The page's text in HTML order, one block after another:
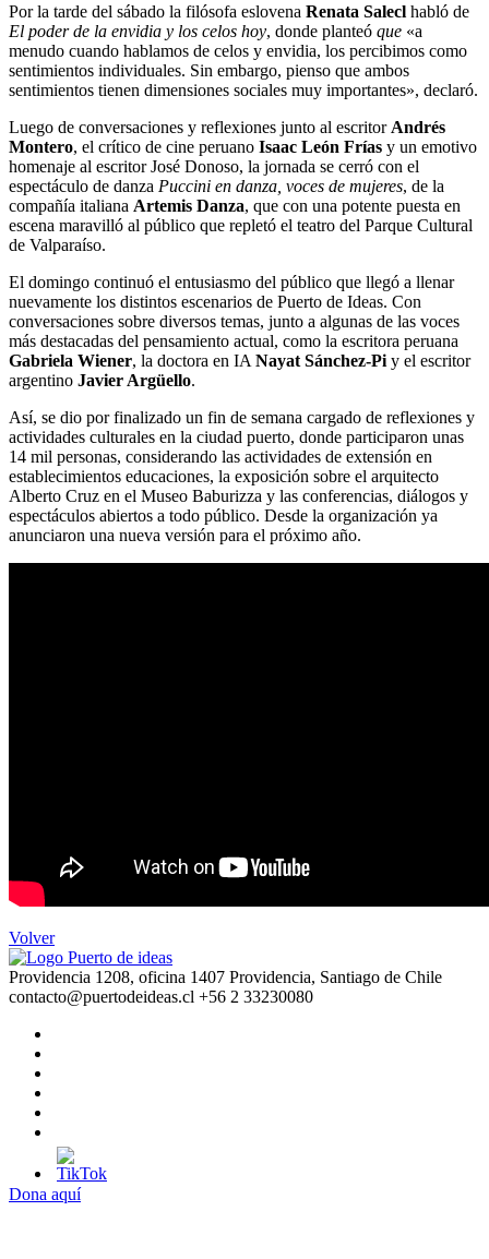
Por la tarde del sábado la filósofa eslovena Renata Salecl habló de
El poder de la envidia y los celos hoy, donde planteó que «a
menudo cuando hablamos de celos y envidia, los percibimos como
sentimientos individuales. Sin embargo, pienso que ambos
sentimientos tienen dimensiones sociales muy importantes», declaró.
Luego de conversaciones y reflexiones junto al escritor Andrés
Montero, el crítico de cine peruano Isaac León Frías y un emotivo
homenaje al escritor José Donoso, la jornada se cerró con el
espectáculo de danza Puccini en danza, voces de mujeres, de la
compañía italiana Artemis Danza, que con una potente puesta en
escena maravilló al público que repletó el teatro del Parque Cultural
de Valparaíso.
El domingo continuó el entusiasmo del público que llegó a llenar
nuevamente los distintos escenarios de Puerto de Ideas. Con
conversaciones sobre diversos temas, junto a algunas de las voces
más destacadas del pensamiento actual, como la escritora peruana
Gabriela Wiener, la doctora en IA Nayat Sánchez-Pi y el escritor
argentino Javier Argüello.
Así, se dio por finalizado un fin de semana cargado de reflexiones y
actividades culturales en la ciudad puerto, donde participaron unas
14 mil personas, considerando las actividades de extensión en
establecimientos educaciones, la exposición sobre el arquitecto
Alberto Cruz en el Museo Baburizza y las conferencias, diálogos y
espectáculos abiertos a todo público. Desde la organización ya
anunciaron una nueva versión para el próximo año.
Volver
Providencia 1208, oficina 1407 Providencia, Santiago de Chile
contacto@puertodeideas.cl +56 2 33230080
Dona aquí